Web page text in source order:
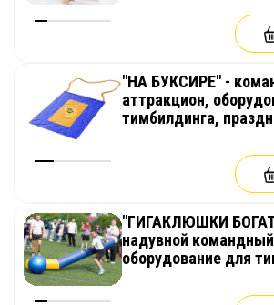
"НА БУКСИРЕ" -
аттракцион,
тимбилдинга,
корпоратива,
веселых стартов,
"ГИГАКЛЮШКИ
надувной
оборудование для
праздника,
соревнований,